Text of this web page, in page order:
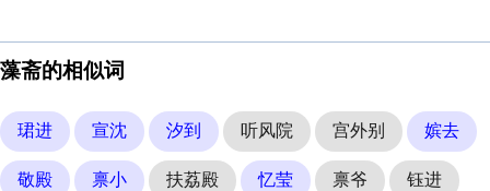
藻斋的相似词
珺进 宣沈 汐到 听风院 宫外别 嫔去
敬殿 禀小 扶荔殿 忆莹 禀爷 钰进